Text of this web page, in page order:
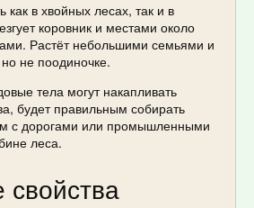
как в хвойных лесах, так и в
коровник и местами около
Растёт небольшими семьями и
не поодиночке.
тела могут накапливать
будет правильным собирать
с дорогами или промышленными
леса.